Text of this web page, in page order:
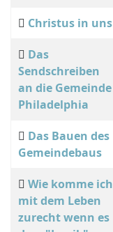
Christus in uns
Das
Sendschreiben
an die Gemeinde
Philadelphia
Das Bauen des
Gemeindebaus
Wie komme ich
mit dem Leben
zurecht wenn es